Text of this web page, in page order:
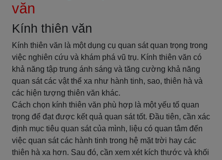
văn
Kính thiên văn
Kính thiên văn là một dụng cụ quan sát quan trọng trong
việc nghiên cứu và khám phá vũ trụ. Kính thiên văn có
khả năng tập trung ánh sáng và tăng cường khả năng
quan sát các vật thể xa như hành tinh, sao, thiên hà và
các hiện tượng thiên văn khác.
Cách chọn kính thiên văn phù hợp là một yếu tố quan
trọng để đạt được kết quả quan sát tốt. Đầu tiên, cần xác
định mục tiêu quan sát của mình, liệu có quan tâm đến
việc quan sát các hành tinh trong hệ mặt trời hay các
thiên hà xa hơn. Sau đó, cần xem xét kích thước và khối